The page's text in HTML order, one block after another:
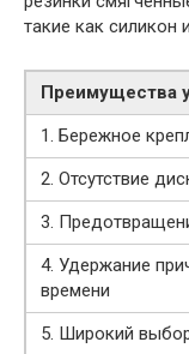
такие как силикон
Преимущества
1. Бережное
2. Отсутствие
3.
4. Удержание
времени
5. Широкий